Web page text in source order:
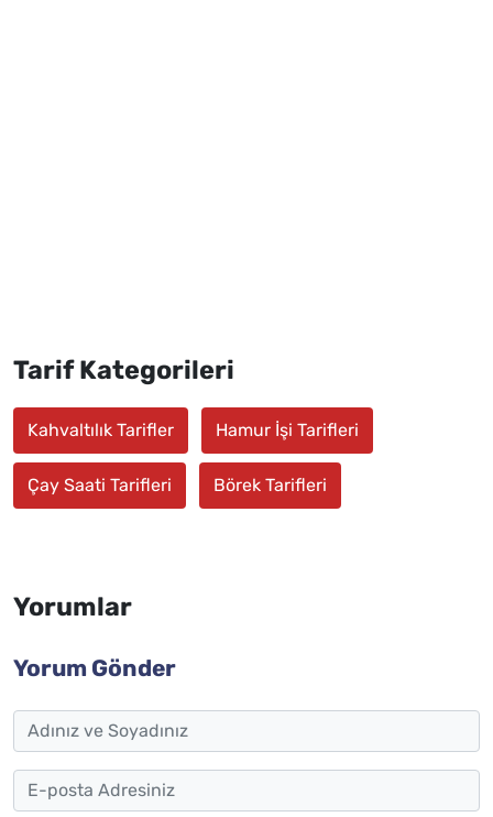
Tarif Kategorileri
Kahvaltılık Tarifler Hamur İşi Tarifleri
Çay Saati Tarifleri Börek Tarifleri
Yorumlar
Yorum Gönder